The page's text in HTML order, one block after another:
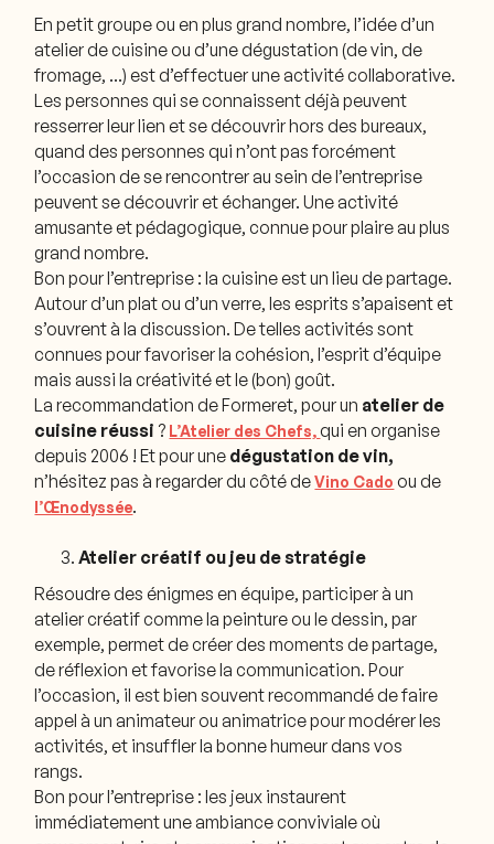
En petit groupe ou en plus grand nombre, l’idée d’un
atelier de cuisine ou d’une dégustation (de vin, de
fromage, …) est d’effectuer une activité collaborative.
Les personnes qui se connaissent déjà peuvent
resserrer leur lien et se découvrir hors des bureaux,
quand des personnes qui n’ont pas forcément
l’occasion de se rencontrer au sein de l’entreprise
peuvent se découvrir et échanger. Une activité
amusante et pédagogique, connue pour plaire au plus
grand nombre.
Bon pour l’entreprise : la cuisine est un lieu de partage.
Autour d’un plat ou d’un verre, les esprits s’apaisent et
s’ouvrent à la discussion. De telles activités sont
connues pour favoriser la cohésion, l’esprit d’équipe
mais aussi la créativité et le (bon) goût.
La recommandation de Formeret, pour un atelier de
cuisine réussi ? L’Atelier des Chefs,qui en organise
depuis 2006 ! Et pour une dégustation de vin,
n’hésitez pas à regarder du côté deVino Cado ou de
l’Œnodyssée.
Atelier créatif ou jeu de stratégie
Résoudre des énigmes en équipe, participer à un
atelier créatif comme la peinture ou le dessin, par
exemple, permet de créer des moments de partage,
de réflexion et favorise la communication. Pour
l’occasion, il est bien souvent recommandé de faire
appel à un animateur ou animatrice pour modérer les
activités, et insuffler la bonne humeur dans vos
rangs.
Bon pour l’entreprise : les jeux instaurent
immédiatement une ambiance conviviale où